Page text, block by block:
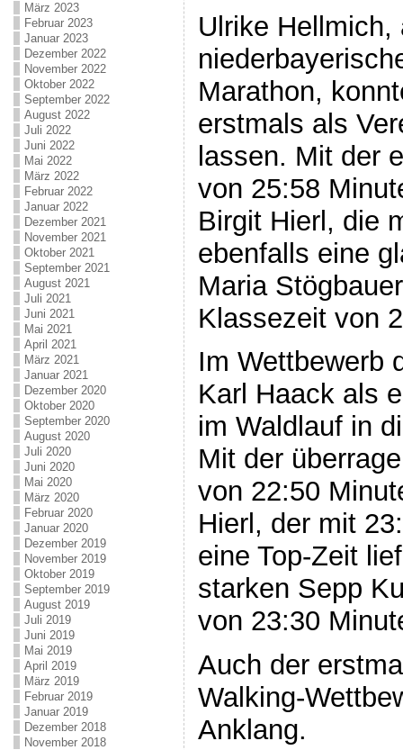
März 2023
Februar 2023
Januar 2023
Dezember 2022
November 2022
Oktober 2022
September 2022
August 2022
Juli 2022
Juni 2022
Mai 2022
März 2022
Februar 2022
Januar 2022
Dezember 2021
November 2021
Oktober 2021
September 2021
August 2021
Juli 2021
Juni 2021
Mai 2021
April 2021
März 2021
Januar 2021
Dezember 2020
Oktober 2020
September 2020
August 2020
Juli 2020
Juni 2020
Mai 2020
März 2020
Februar 2020
Januar 2020
Dezember 2019
November 2019
Oktober 2019
September 2019
August 2019
Juli 2019
Juni 2019
Mai 2019
April 2019
März 2019
Februar 2019
Januar 2019
Dezember 2018
November 2018
Ulrike Hellmich,
Marathon,
erstmals als
lassen. Mit der
von 25:58
Birgit Hierl, die
ebenfalls eine
Maria
Klassezeit von
Im Wettbewerb
Karl Haack als
im Waldlauf in
Mit der
von 22:50
Hierl, der mit
eine Top-Zeit
starken Sepp
von 23:30
Auch der
Walking-
Anklang.